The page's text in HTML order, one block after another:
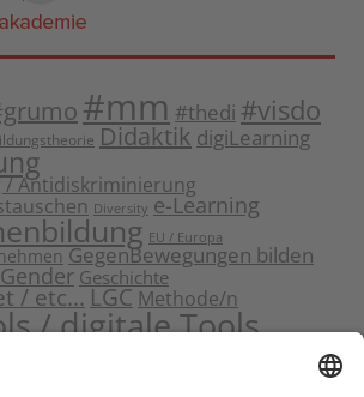
#mm #thedi #visdo
Didaktik digiLearning
Antidiskriminierung
Diversity e-Learning
EU / Europa
GegenBewegungen bilden
Gender Geschichte
/ etc...LGC Methode/n
/ digitale Tools